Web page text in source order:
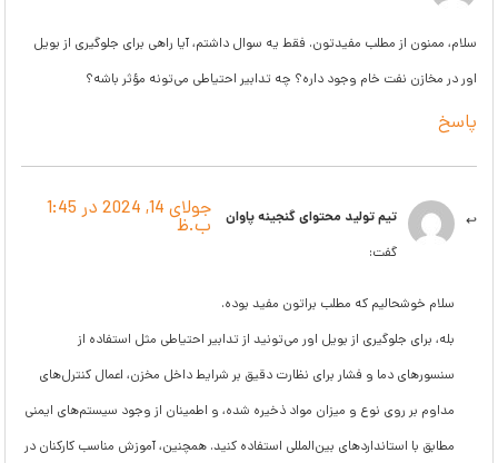
سلام، ممنون از مطلب مفیدتون. فقط یه سوال داشتم، آیا راهی برای جلوگیری از بویل
اور در مخازن نفت خام وجود داره؟ چه تدابیر احتیاطی می‌تونه مؤثر باشه؟
پاسخ
تیم تولید محتوای گنجینه پاوان
گفت:
جولای 14, 2024 در 1:45
ب.ظ
سلام خوشحالیم که مطلب براتون مفید بوده.
بله، برای جلوگیری از بویل اور می‌تونید از تدابیر احتیاطی مثل استفاده از
سنسورهای دما و فشار برای نظارت دقیق بر شرایط داخل مخزن، اعمال کنترل‌های
مداوم بر روی نوع و میزان مواد ذخیره شده، و اطمینان از وجود سیستم‌های ایمنی
مطابق با استانداردهای بین‌المللی استفاده کنید. همچنین، آموزش مناسب کارکنان در